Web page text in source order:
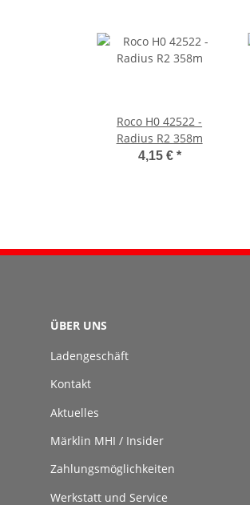
Roco H0 42522 -
Radius R2 358m
4,15 € *
ÜBER UNS
Ladengeschäft
Kontakt
Aktuelles
Märklin MHI / Insider
Zahlungsmöglichkeiten
Werkstatt und Service